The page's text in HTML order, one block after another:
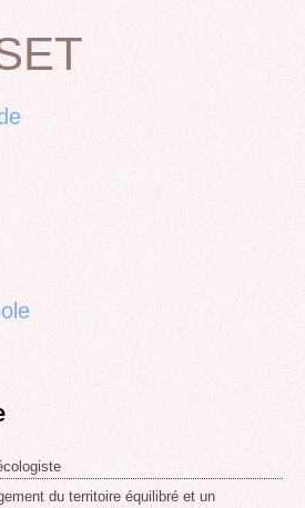
du territoire équilibré et un